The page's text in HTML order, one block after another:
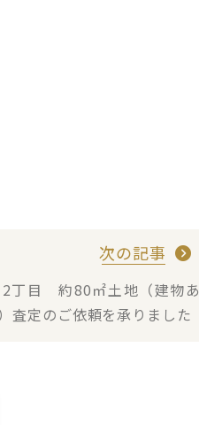
次の記事
丁目 約80㎡土地（建物あ
査定のご依頼を承りました